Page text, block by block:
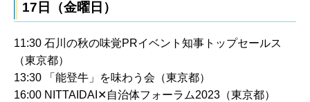
17日（金曜日）
11:30 石川の秋の味覚PRイベント知事トップセールス
（東京都）
13:30 「能登牛」を味わう会（東京都）
16:00 NITTAIDAI✕自治体フォーラム2023（東京都）